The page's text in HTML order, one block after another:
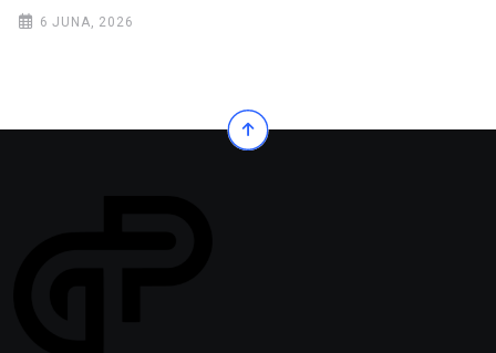
6 JUNA, 2026